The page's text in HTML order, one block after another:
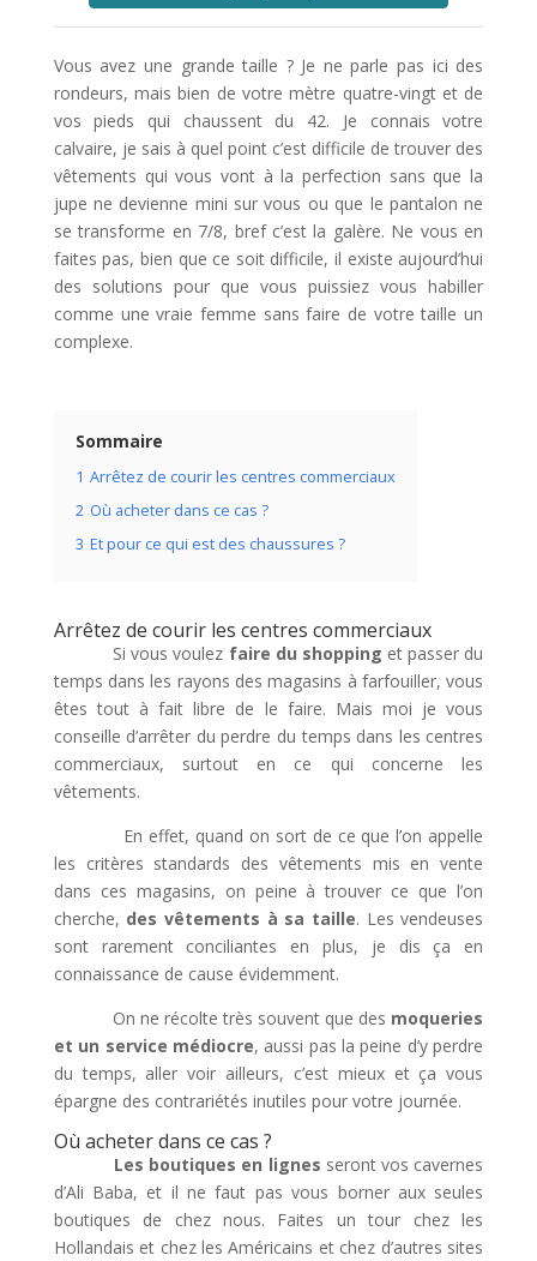
Vous avez une grande taille ? Je ne parle pas ici des
rondeurs, mais bien de votre mètre quatre-vingt et de
vos pieds qui chaussent du 42. Je connais votre
calvaire, je sais à quel point c’est difficile de trouver des
vêtements qui vous vont à la perfection sans que la
jupe ne devienne mini sur vous ou que le pantalon ne
se transforme en 7/8, bref c’est la galère. Ne vous en
faites pas, bien que ce soit difficile, il existe aujourd’hui
des solutions pour que vous puissiez vous habiller
comme une vraie femme sans faire de votre taille un
complexe.
Sommaire
1 Arrêtez de courir les centres commerciaux
2 Où acheter dans ce cas ?
3 Et pour ce qui est des chaussures ?
Arrêtez de courir les centres commerciaux
Si vous voulez faire du shopping et passer du
temps dans les rayons des magasins à farfouiller, vous
êtes tout à fait libre de le faire. Mais moi je vous
conseille d’arrêter du perdre du temps dans les centres
commerciaux, surtout en ce qui concerne les
vêtements.
En effet, quand on sort de ce que l’on appelle
les critères standards des vêtements mis en vente
dans ces magasins, on peine à trouver ce que l’on
cherche, des vêtements à sa taille. Les vendeuses
sont rarement conciliantes en plus, je dis ça en
connaissance de cause évidemment.
On ne récolte très souvent que des moqueries
et un service médiocre, aussi pas la peine d’y perdre
du temps, aller voir ailleurs, c’est mieux et ça vous
épargne des contrariétés inutiles pour votre journée.
Où acheter dans ce cas ?
Les boutiques en lignes seront vos cavernes
d’Ali Baba, et il ne faut pas vous borner aux seules
boutiques de chez nous. Faites un tour chez les
Hollandais et chez les Américains et chez d’autres sites